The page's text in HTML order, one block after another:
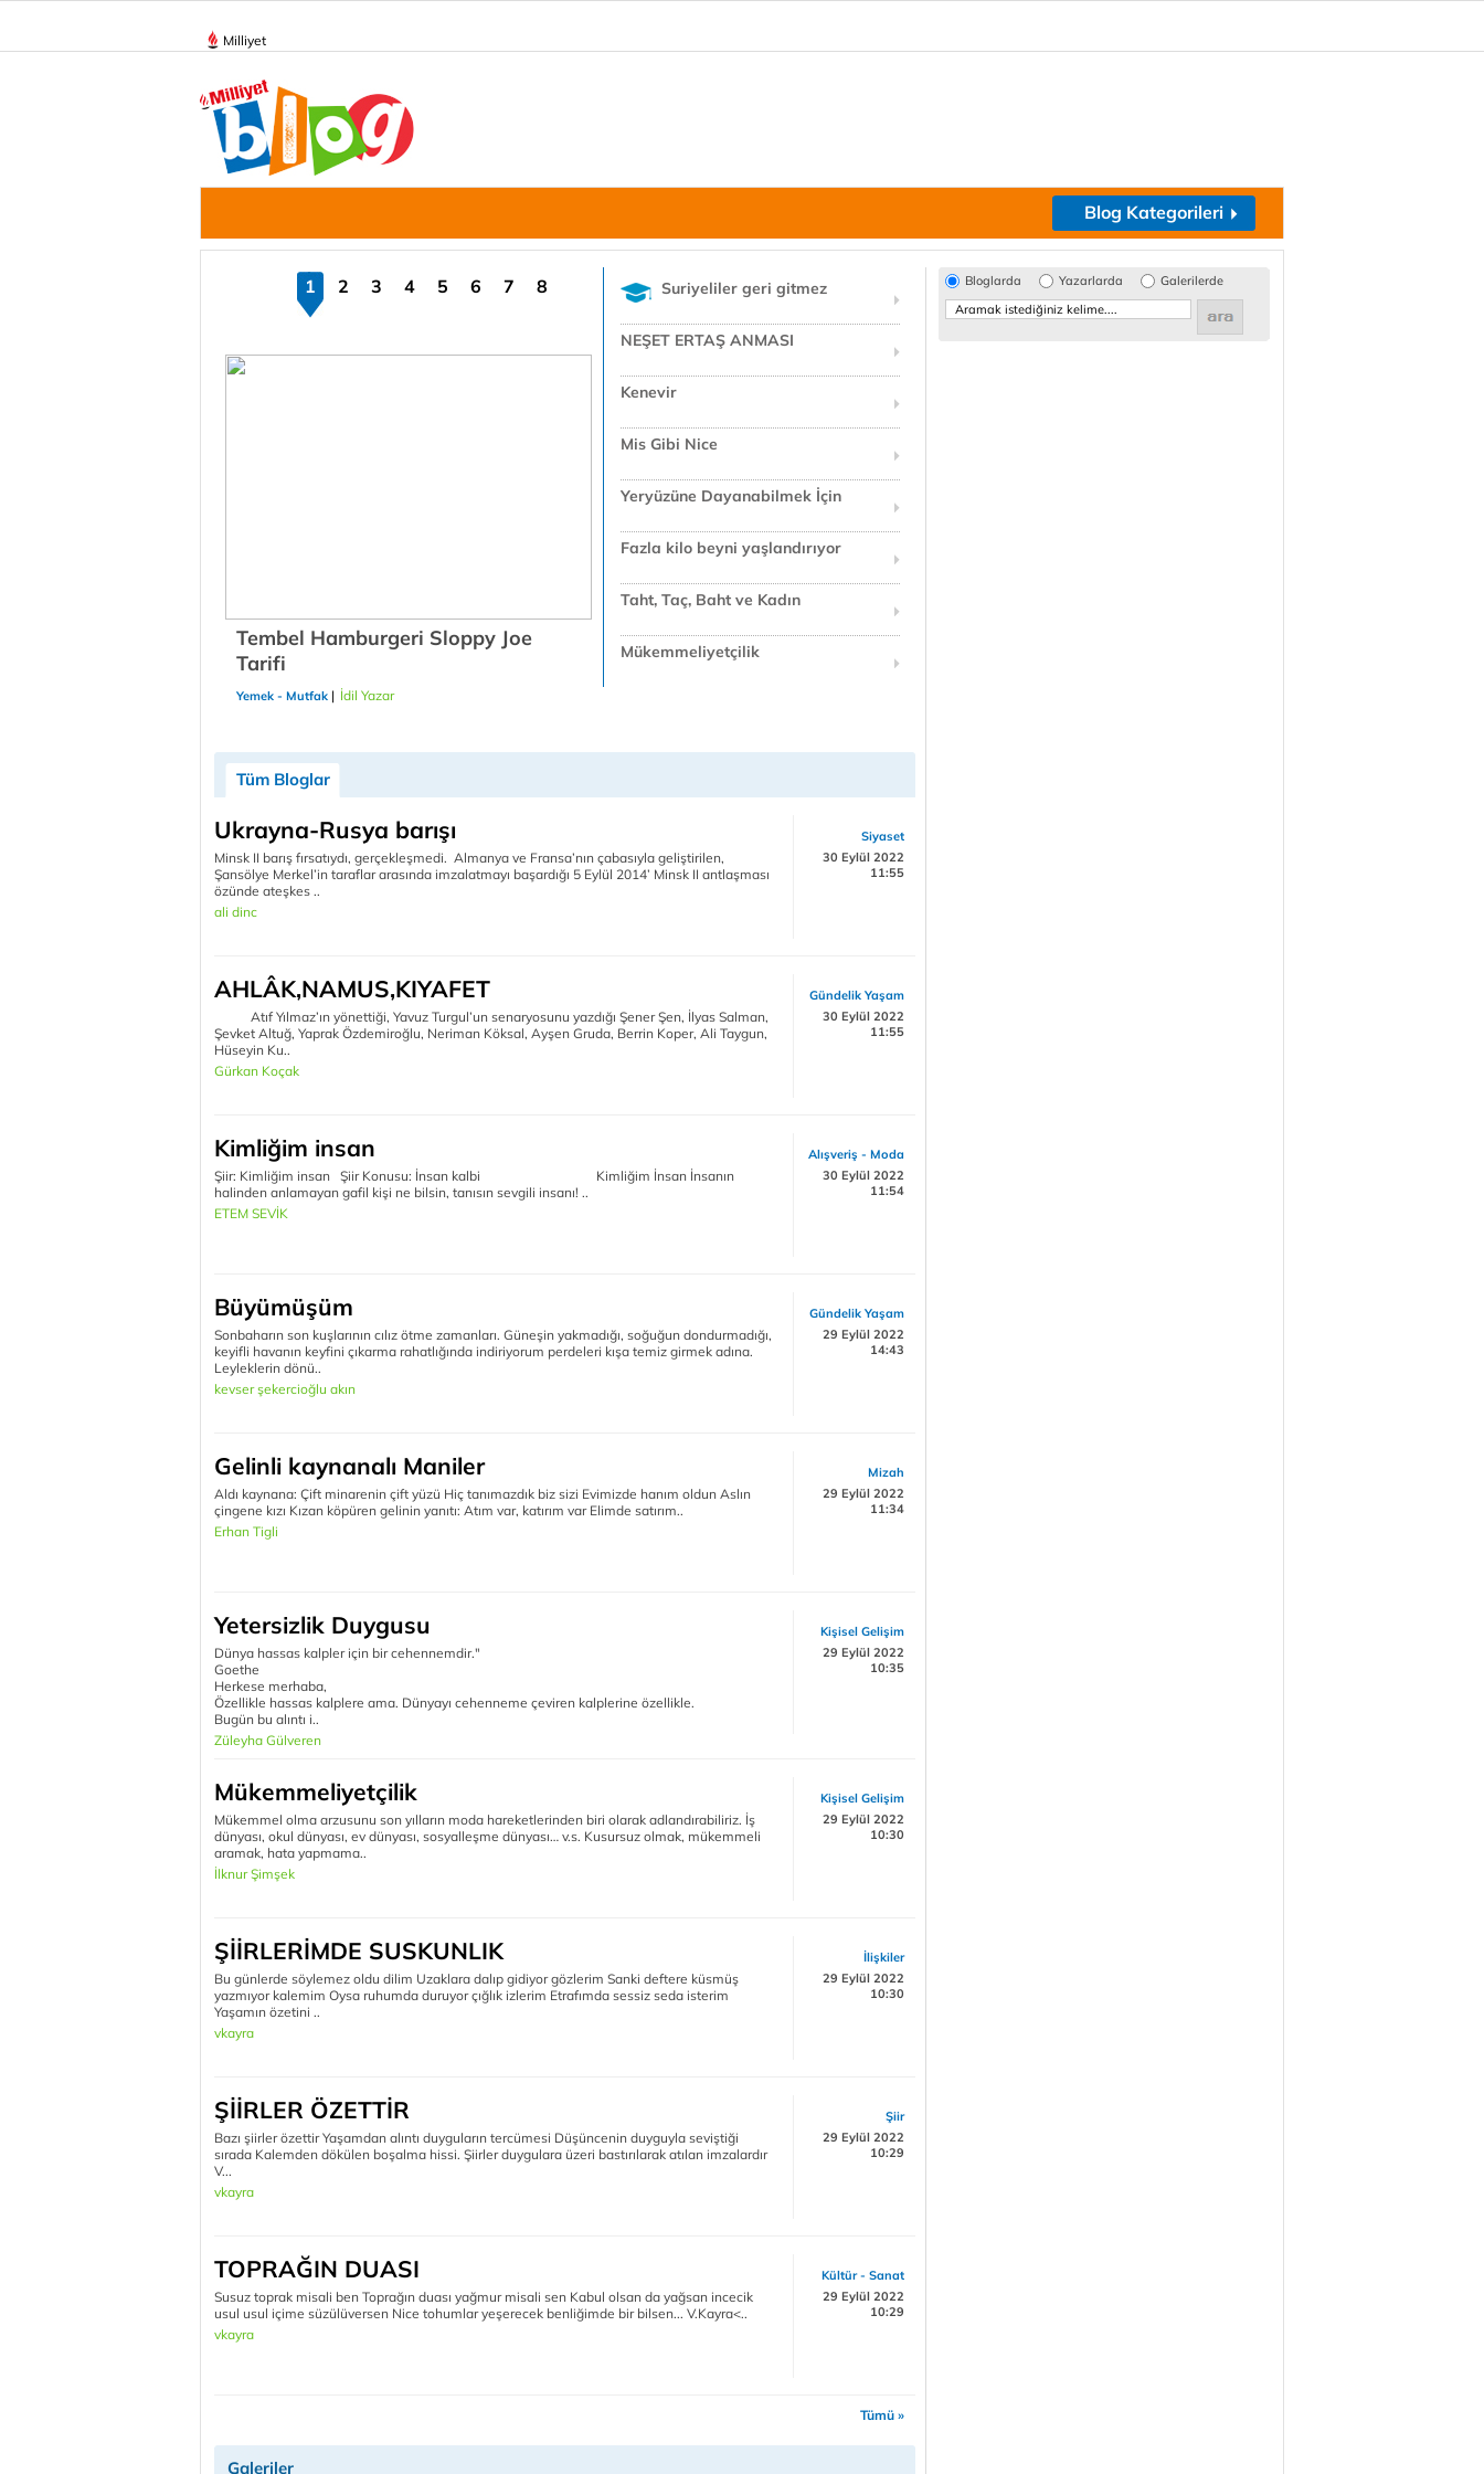
Milliyet
Blog Kategorileri
1 2 3 4 5 6 7 8
Tembel Hamburgeri Sloppy Joe
Tarifi
Yemek - Mutfak | İdil Yazar25/12/2018
Suriyeliler geri gitmez
NEŞET ERTAŞ ANMASI
Kenevir
Mis Gibi Nice
Yeryüzüne Dayanabilmek İçin
Fazla kilo beyni yaşlandırıyor
Taht, Taç, Baht ve Kadın
Mükemmeliyetçilik
Tüm Bloglar
Ukrayna-Rusya barışı
Minsk II barış fırsatıydı, gerçekleşmedi. Almanya ve Fransa’nın çabasıyla geliştirilen,
Şansölye Merkel’in taraflar arasında imzalatmayı başardığı 5 Eylül 2014’ Minsk II antlaşması
özünde ateşkes ..
ali dinc
Siyaset
30 Eylül 2022
11:55
AHLÂK,NAMUS,KIYAFET
Atıf Yılmaz’ın yönettiği, Yavuz Turgul’un senaryosunu yazdığı Şener Şen, İlyas Salman,
Şevket Altuğ, Yaprak Özdemiroğlu, Neriman Köksal, Ayşen Gruda, Berrin Koper, Ali Taygun,
Hüseyin Ku..
Gürkan Koçak
Gündelik Yaşam
30 Eylül 2022
11:55
Kimliğim insan
Şiir: Kimliğim insan Şiir Konusu: İnsan kalbi Kimliğim İnsan İnsanın
halinden anlamayan gafil kişi ne bilsin, tanısın sevgili insanı! ..
ETEM SEVİK
Alışveriş - Moda
30 Eylül 2022
11:54
Büyümüşüm
Sonbaharın son kuşlarının cılız ötme zamanları. Güneşin yakmadığı, soğuğun dondurmadığı,
keyifli havanın keyfini çıkarma rahatlığında indiriyorum perdeleri kışa temiz girmek adına.
Leyleklerin dönü..
kevser şekercioğlu akın
Gündelik Yaşam
29 Eylül 2022
14:43
Gelinli kaynanalı Maniler
Aldı kaynana: Çift minarenin çift yüzü Hiç tanımazdık biz sizi Evimizde hanım oldun Aslın
çingene kızı Kızan köpüren gelinin yanıtı: Atım var, katırım var Elimde satırım..
Erhan Tigli
Mizah
29 Eylül 2022
11:34
Yetersizlik Duygusu
Dünya hassas kalpler için bir cehennemdir."
Goethe
Herkese merhaba,
Özellikle hassas kalplere ama. Dünyayı cehenneme çeviren kalplerine özellikle.
Bugün bu alıntı i..
Züleyha Gülveren
Kişisel Gelişim
29 Eylül 2022
10:35
Mükemmeliyetçilik
Mükemmel olma arzusunu son yılların moda hareketlerinden biri olarak adlandırabiliriz. İş
dünyası, okul dünyası, ev dünyası, sosyalleşme dünyası… v.s. Kusursuz olmak, mükemmeli
aramak, hata yapmama..
İlknur Şimşek
Kişisel Gelişim
29 Eylül 2022
10:30
ŞİİRLERİMDE SUSKUNLIK
Bu günlerde söylemez oldu dilim Uzaklara dalıp gidiyor gözlerim Sanki deftere küsmüş
yazmıyor kalemim Oysa ruhumda duruyor çığlık izlerim Etrafımda sessiz seda isterim
Yaşamın özetini ..
vkayra
İlişkiler
29 Eylül 2022
10:30
ŞİİRLER ÖZETTİR
Bazı şiirler özettir Yaşamdan alıntı duyguların tercümesi Düşüncenin duyguyla seviştiği
sırada Kalemden dökülen boşalma hissi. Şiirler duygulara üzeri bastırılarak atılan imzalardır
V...
vkayra
Şiir
29 Eylül 2022
10:29
TOPRAĞIN DUASI
Susuz toprak misali ben Toprağın duası yağmur misali sen Kabul olsan da yağsan incecik
usul usul içime süzülüversen Nice tohumlar yeşerecek benliğimde bir bilsen... V.Kayra<..
vkayra
Kültür - Sanat
29 Eylül 2022
10:29
Tümü »
Galeriler
Bloglarda Yazarlarda Galerilerde